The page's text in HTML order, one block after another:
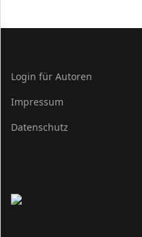
Login für Autoren
Impressum
Datenschutz